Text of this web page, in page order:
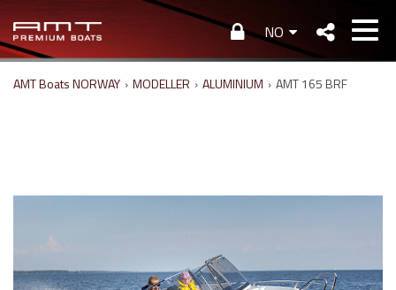
NO
AMT Boats NORWAY › MODELLER › ALUMINIUM › AMT 165 BRF